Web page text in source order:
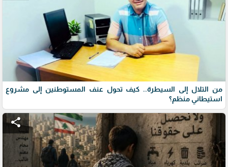
من التلال إلى السيطرة.. كيف تحول عنف المستوطنين إلى مشروع
استيطاني منظم؟
share